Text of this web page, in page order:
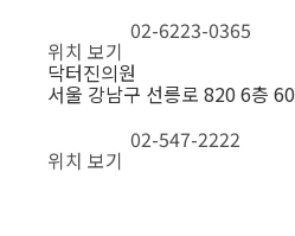
02-6223-0365
위치 보기
닥터진의원
서울 강남구 선릉로 820 6층
02-547-2222
위치 보기